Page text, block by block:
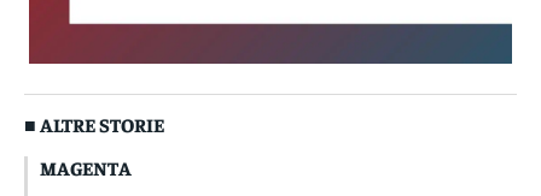
■ ALTRE STORIE
MAGENTA